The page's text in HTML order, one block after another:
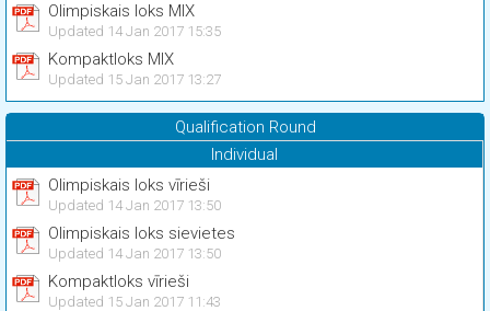
Olimpiskais loks MIX
Updated 14 Jan 2017 15:35
Kompaktloks MIX
Updated 15 Jan 2017 13:27
Qualification Round
Individual
Olimpiskais loks vīrieši
Updated 14 Jan 2017 13:50
Olimpiskais loks sievietes
Updated 14 Jan 2017 13:50
Kompaktloks vīrieši
Updated 15 Jan 2017 11:43